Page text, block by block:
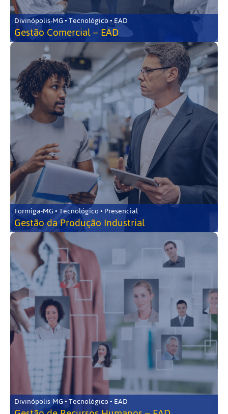
Divinópolis-MG • Tecnológico • EAD
Gestão Comercial – EAD
Formiga-MG • Tecnológico • Presencial
Gestão da Produção Industrial
Divinópolis-MG • Tecnológico • EAD